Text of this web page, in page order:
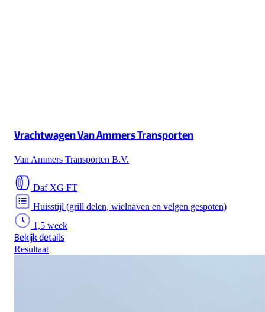
Vrachtwagen Van Ammers Transporten
Van Ammers Transporten B.V.
Daf XG FT
Huisstijl (grill delen, wielnaven en velgen gespoten)
1,5 week
Bekijk details
Resultaat